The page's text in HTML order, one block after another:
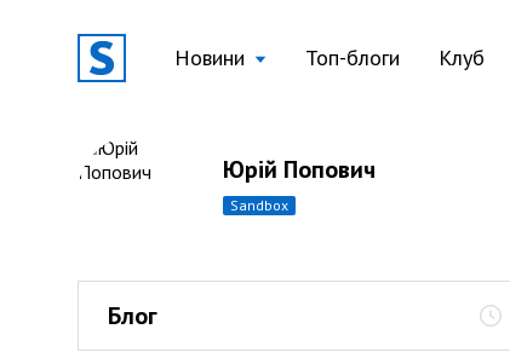
Новини Топ-блоги Клуб
Юрій Попович
sandbox
Блог